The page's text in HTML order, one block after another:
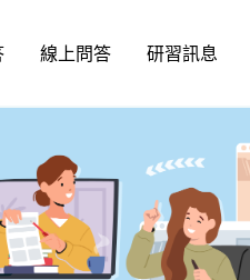
線上問答 研習訊息